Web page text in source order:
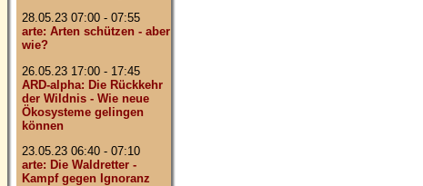
28.05.23 07:00 - 07:55
arte: Arten schützen - aber
wie?
26.05.23 17:00 - 17:45
ARD-alpha: Die Rückkehr
der Wildnis - Wie neue
Ökosysteme gelingen
können
23.05.23 06:40 - 07:10
arte: Die Waldretter -
Kampf gegen Ignoranz